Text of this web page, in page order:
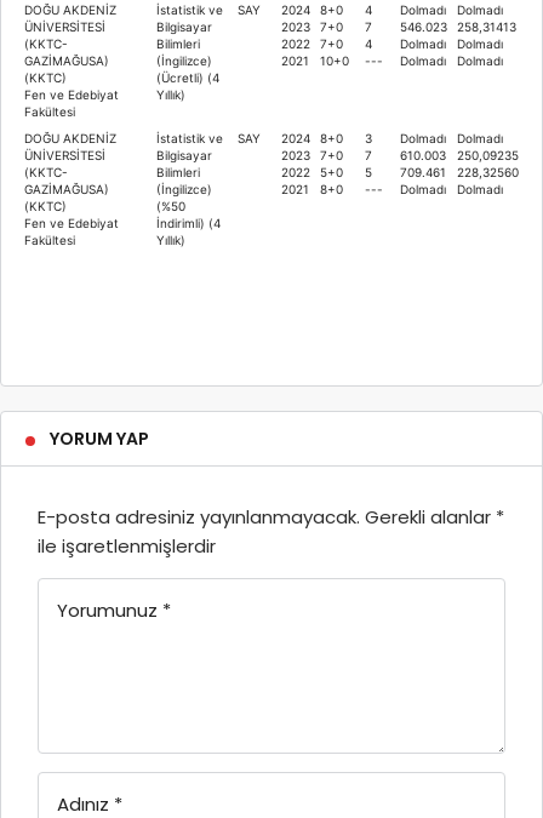
DOĞU AKDENİZ
ÜNİVERSİTESİ
(KKTC-
GAZİMAĞUSA)
(KKTC)
Fen ve Edebiyat
Fakültesi
İstatistik ve
Bilgisayar
Bilimleri
(İngilizce)
(Ücretli) (4
Yıllık)
SAY
2024
2023
2022
2021
8+0
7+0
7+0
10+0
4
7
4
---
Dolmadı
546.023
Dolmadı
Dolmadı
Dolmadı
258,31413
Dolmadı
Dolmadı
DOĞU AKDENİZ
ÜNİVERSİTESİ
(KKTC-
GAZİMAĞUSA)
(KKTC)
Fen ve Edebiyat
Fakültesi
İstatistik ve
Bilgisayar
Bilimleri
(İngilizce)
(%50
İndirimli) (4
Yıllık)
SAY
2024
2023
2022
2021
8+0
7+0
5+0
8+0
3
7
5
---
Dolmadı
610.003
709.461
Dolmadı
Dolmadı
250,09235
228,32560
Dolmadı
YORUM YAP
E-posta adresiniz yayınlanmayacak. Gerekli alanlar *
ile işaretlenmişlerdir
Yorumunuz *
Adınız *